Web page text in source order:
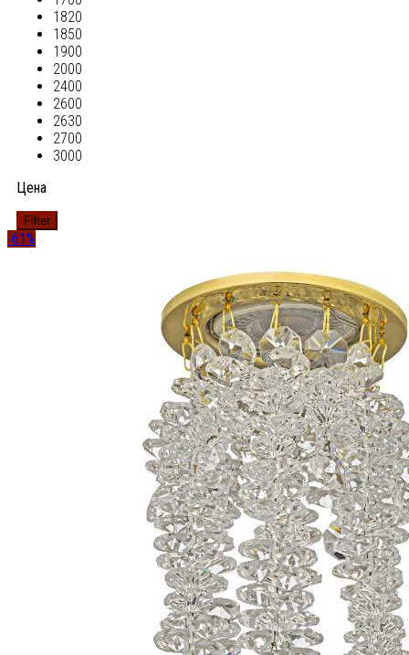
1820
1850
1900
2000
2400
2600
2630
2700
3000
Цена
Filter
-61%